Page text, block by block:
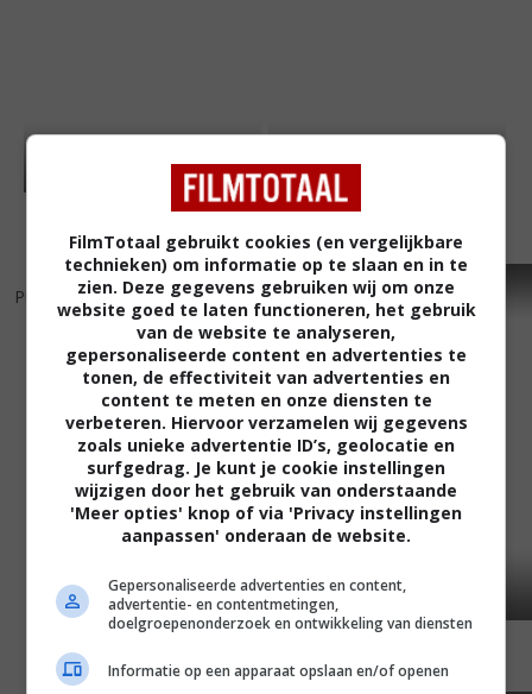
5 ,0
Push (2009) 4,8
The Last Drop (2005)
FilmTotaal gebruikt cookies (en vergelijkbare
technieken) om informatie op te slaan en in te
zien. Deze gegevens gebruiken wij om onze
website goed te laten functioneren, het gebruik
van de website te analyseren,
gepersonaliseerde content en advertenties te
tonen, de effectiviteit van advertenties en
content te meten en onze diensten te
verbeteren. Hiervoor verzamelen wij gegevens
zoals unieke advertentie ID’s, geolocatie en
surfgedrag. Je kunt je cookie instellingen
wijzigen door het gebruik van onderstaande
'Meer opties' knop of via 'Privacy instellingen
aanpassen' onderaan de website.
Gepersonaliseerde advertenties en content,
advertentie- en contentmetingen,
doelgroepenonderzoek en ontwikkeling van diensten
Informatie op een apparaat opslaan en/of openen